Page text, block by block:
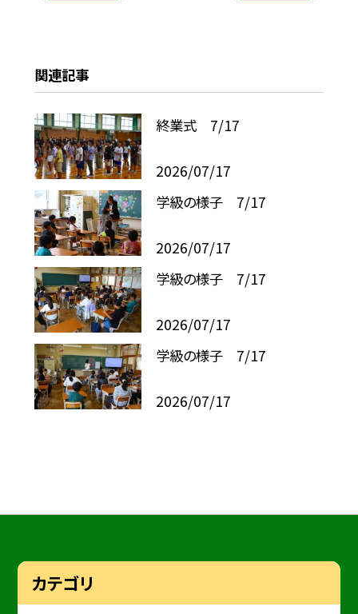
関連記事
終業式 7/17
2026/07/17
学級の様子 7/17
2026/07/17
学級の様子 7/17
2026/07/17
学級の様子 7/17
2026/07/17
カテゴリ